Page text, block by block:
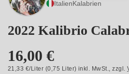
ItalienKalabrien
2022 Kalibrio
16,00 €
21,33 €/Liter (0,75 Liter) inkl. MwSt.,zzgl.